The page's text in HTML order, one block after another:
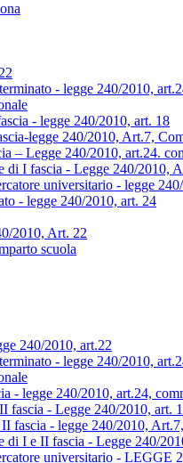
- legge 240/2010,
- legge 240/2010, art. 18
legge 240/2010, Art.7,
– Legge 240/2010, art.24.
di I fascia - Legge 240/2010,
universitario - legge
- legge 240/2010, art. 24
2010, Art. 22
scuola
240/2010, art.22
- legge 240/2010,
- legge 240/2010, art.24,
fascia - Legge 240/2010, art.
fascia - legge 240/2010,
di I e II fascia - Legge 240/
universitario - LEGGE